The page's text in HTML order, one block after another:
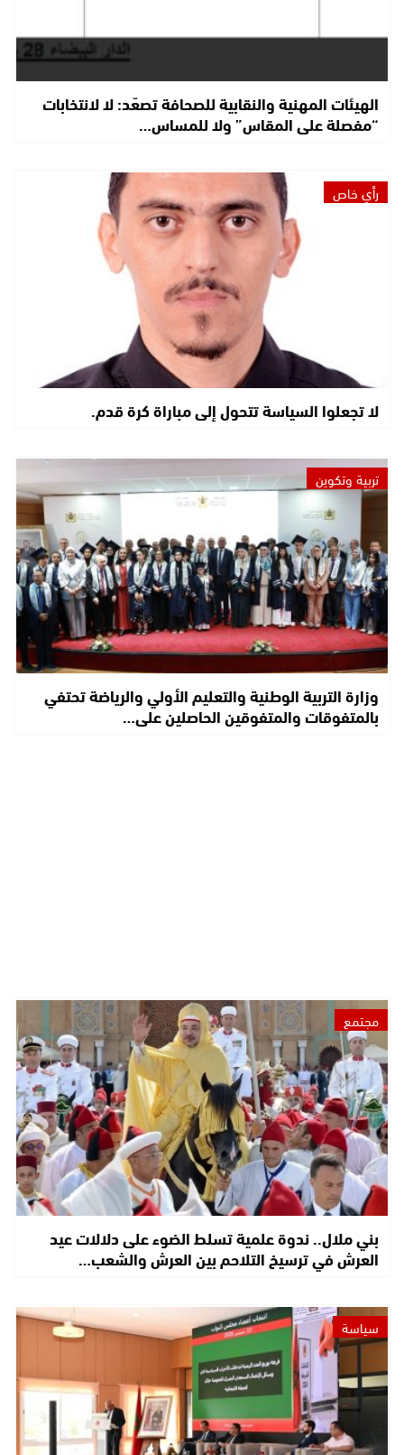
الهيئات المهنية والنقابية للصحافة تصعّد: لا لانتخابات
“مفصلة على المقاس” ولا للمساس…
رأي خاص
لا تجعلوا السياسة تتحول إلى مباراة كرة قدم.
تربية وتكوين
وزارة التربية الوطنية والتعليم الأولي والرياضة تحتفي
بالمتفوقات والمتفوقين الحاصلين على…
مجتمع
بني ملال.. ندوة علمية تسلط الضوء على دلالات عيد
العرش في ترسيخ التلاحم بين العرش والشعب…
سياسة